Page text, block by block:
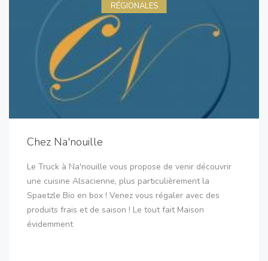
RÉGIONALES
Chez Na'nouille
Le Truck à Na'nouille vous propose de venir découvrir
une cuisine Alsacienne, plus particulièrement la
Spaetzle Bio en box ! Venez vous régaler avec des
produits frais et de saison ! Le tout fait Maison
évidemment